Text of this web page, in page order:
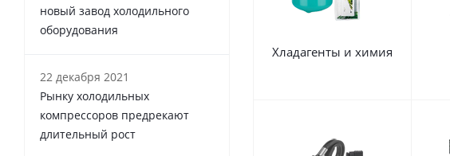
Хладагенты и химия
новый завод холодильного
оборудования
22 декабря 2021
Рынку холодильных
компрессоров предрекают
длительный рост